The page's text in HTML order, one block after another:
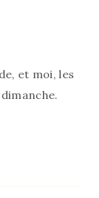
et moi, les